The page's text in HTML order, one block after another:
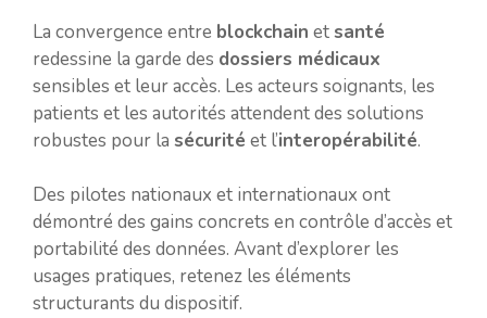
La convergence entre blockchain etsanté
redessine la garde des dossiers médicaux
sensibles et leur accès. Les acteurs soignants, les
patients et les autorités attendent des solutions
robustes pour la sécurité et l’interopérabilité.
Des pilotes nationaux et internationaux ont
démontré des gains concrets en contrôle d’accès et
portabilité des données. Avant d’explorer les
usages pratiques, retenez les éléments
structurants du dispositif.